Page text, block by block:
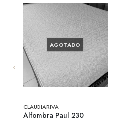
AGOTADO
CLAUDIARIVA
Alfombra Paul 230